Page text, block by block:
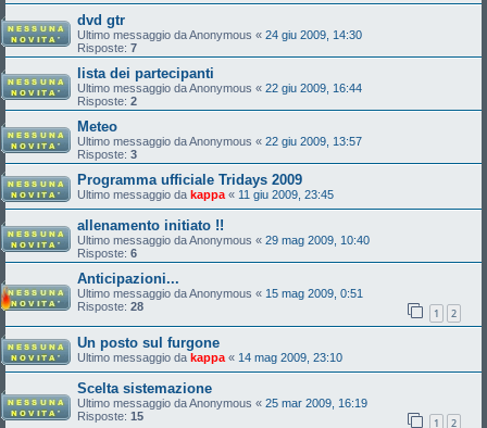
dvd gtr
Ultimo messaggio daAnonymous « 24 giu 2009, 14:30
Risposte: 7
lista dei partecipanti
Ultimo messaggio daAnonymous « 22 giu 2009, 16:44
Risposte: 2
Meteo
Ultimo messaggio daAnonymous « 22 giu 2009, 13:57
Risposte: 3
Programma ufficiale Tridays 2009
Ultimo messaggio da kappa « 11 giu 2009, 23:45
allenamento initiato !!
Ultimo messaggio daAnonymous « 29 mag 2009, 10:40
Risposte: 6
Anticipazioni...
Ultimo messaggio daAnonymous « 15 mag 2009, 0:51
Risposte: 28 1 2
Un posto sul furgone
Ultimo messaggio da kappa « 14 mag 2009, 23:10
Scelta sistemazione
Ultimo messaggio daAnonymous « 25 mar 2009, 16:19
Risposte: 15 1 2